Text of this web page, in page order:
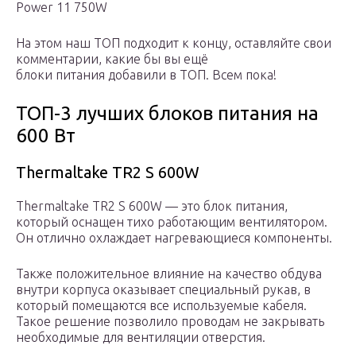
Power 11 750W
На этом наш ТОП подходит к концу, оставляйте свои
комментарии, какие бы вы ещё
блоки питания добавили в ТОП. Всем пока!
ТОП-3 лучших блоков питания на
600 Вт
Thermaltake TR2 S 600W
Thermaltake TR2 S 600W — это блок питания,
который оснащен тихо работающим вентилятором.
Он отлично охлаждает нагревающиеся компоненты.
Также положительное влияние на качество обдува
внутри корпуса оказывает специальный рукав, в
который помещаются все используемые кабеля.
Такое решение позволило проводам не закрывать
необходимые для вентиляции отверстия.